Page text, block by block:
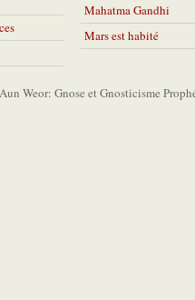
Mahatma Gandhi
Mars est habité
Weor: Gnose et Gnosticisme